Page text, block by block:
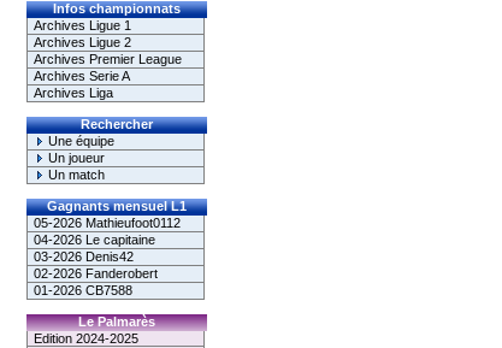
Infos championnats
Archives Ligue 1
Archives Ligue 2
Archives Premier League
Archives Serie A
Archives Liga
Rechercher
Une équipe
Un joueur
Un match
Gagnants mensuel L1
05-2026 Mathieufoot0112
04-2026 Le capitaine
03-2026 Denis42
02-2026 Fanderobert
01-2026 CB7588
Le Palmarès
Edition 2024-2025